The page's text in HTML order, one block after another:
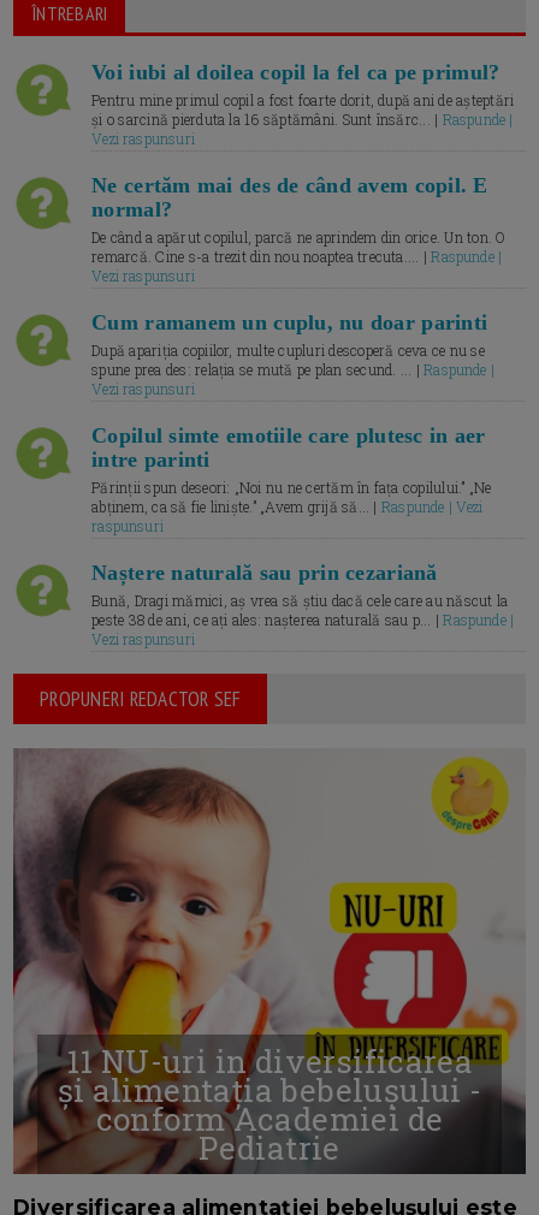
ÎNTREBARI
Voi iubi al doilea copil la fel ca pe primul?
Pentru mine primul copil a fost foarte dorit, după ani de așteptări
și o sarcină pierduta la 16 săptămâni. Sunt însărc... | Raspunde |
Vezi raspunsuri
Ne certăm mai des de când avem copil. E
normal?
De când a apărut copilul, parcă ne aprindem din orice. Un ton. O
remarcă. Cine s-a trezit din nou noaptea trecuta.... |Raspunde |
Vezi raspunsuri
Cum ramanem un cuplu, nu doar parinti
După apariția copiilor, multe cupluri descoperă ceva ce nu se
spune prea des: relația se mută pe plan secund. ... |Raspunde |
Vezi raspunsuri
Copilul simte emotiile care plutesc in aer
intre parinti
Părinții spun deseori: „Noi nu ne certăm în fața copilului.” „Ne
abținem, ca să fie liniște.” „Avem grijă să... | Raspunde | Vezi
raspunsuri
Naștere naturală sau prin cezariană
Bună, Dragi mămici, aș vrea să știu dacă cele care au născut la
peste 38 de ani, ce ați ales: nașterea naturală sau p... |Raspunde |
Vezi raspunsuri
PROPUNERI REDACTOR SEF
11 NU-uri in diversificarea
și alimentația bebelușului -
conform Academiei de
Pediatrie
Diversificarea alimentației bebelușului este